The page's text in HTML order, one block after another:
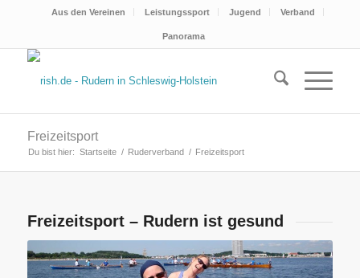
Aus den Vereinen Leistungssport Jugend Verband
Panorama
Freizeitsport
Du bist hier: Startseite / Ruderverband / Freizeitsport
Freizeitsport – Rudern ist gesund